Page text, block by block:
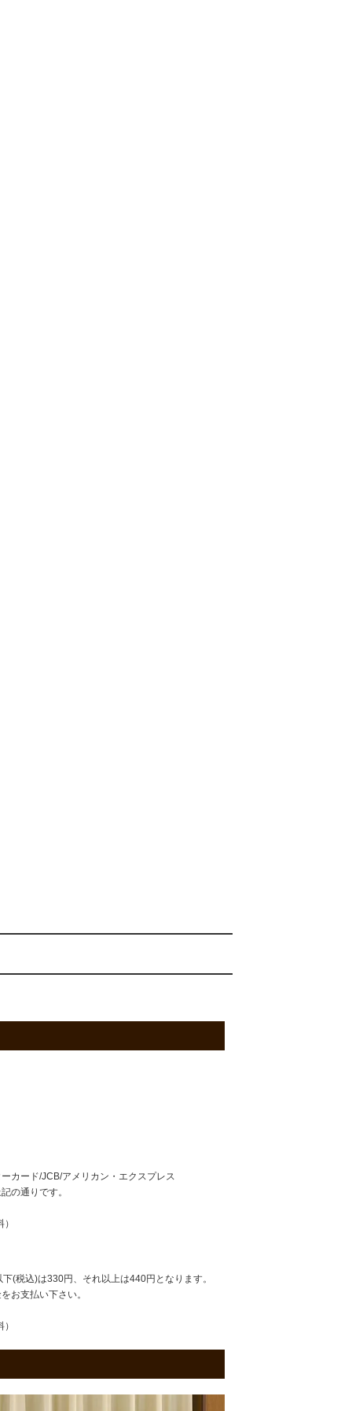
カード/JCB/アメリカン・エクスプレス
の通りです。
）
(税込)は330円、それ以上は440円となります。
お支払い下さい。
）